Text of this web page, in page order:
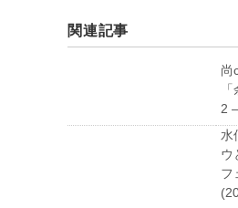
関連記事
尚
2
水
ウ
フ